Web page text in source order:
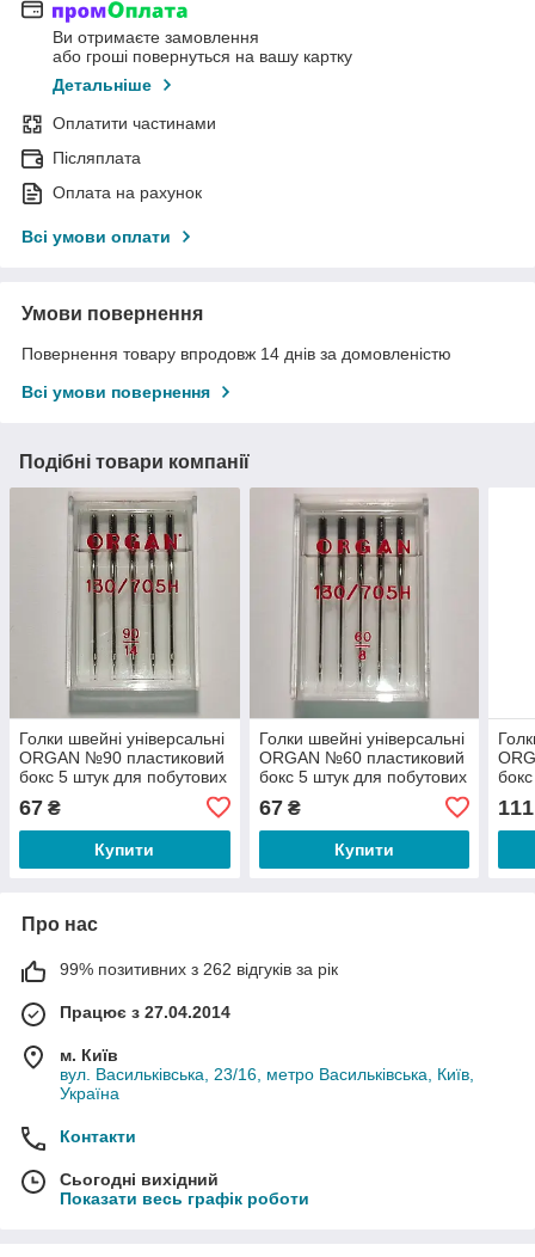
Ви отримаєте замовлення
або гроші повернуться на вашу картку
Детальніше
Оплатити частинами
Післяплата
Оплата на рахунок
Всі умови оплати
Умови повернення
Повернення товару впродовж 14 днів за домовленістю
Всі умови повернення
Подібні товари компанії
Голки швейні універсальні
ORGAN №90 пластиковий
бокс 5 штук для побутових
67 ₴
Купити
Голки швейні універсальні
ORGAN №60 пластиковий
бокс 5 штук для побутових
67₴
Купити
111
Про нас
99% позитивних з 262 відгуків за рік
Працює з 27.04.2014
м. Київ
вул. Васильківська, 23/16, метро Васильківська, Київ,
Україна
Контакти
Сьогодні вихідний
Показати весь графік роботи